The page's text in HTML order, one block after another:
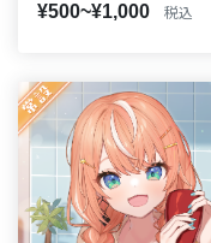
¥500~¥1,000 税込